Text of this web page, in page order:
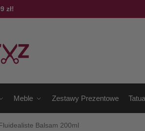
zł!
Meble Zestawy Prezentowe
Balsam 200ml